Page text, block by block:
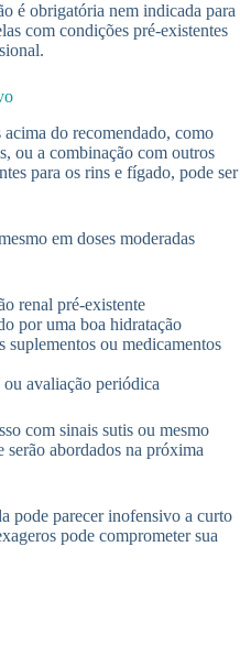
é obrigatória nem indicada para
com condições pré-existentes
do recomendado, como
ou a combinação com outros
para os rins e fígado, pode ser
em doses moderadas
renal pré-existente
por uma boa hidratação
suplementos ou medicamentos
ou avaliação periódica
com sinais sutis ou mesmo
abordados na próxima
pode parecer inofensivo a curto
pode comprometer sua